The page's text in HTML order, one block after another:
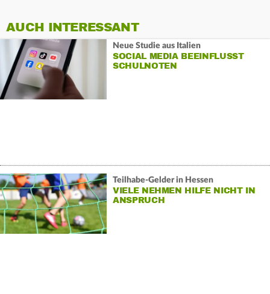
AUCH INTERESSANT
Neue Studie aus Italien
SOCIAL MEDIA BEEINFLUSST
SCHULNOTEN
Teilhabe-Gelder in Hessen
VIELE NEHMEN HILFE NICHT IN
ANSPRUCH